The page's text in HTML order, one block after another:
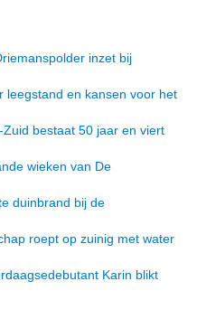
inzet bij
leegstand en kansen voor het
bestaat 50 jaar en viert
wieken van De
duinbrand bij de
roept op zuinig met water
Karin blikt